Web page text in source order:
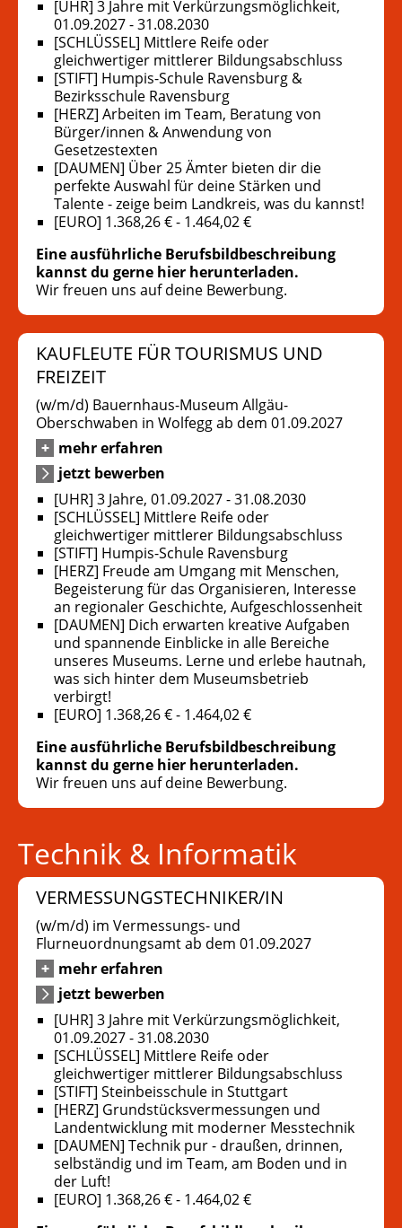
[UHR] 3 Jahre mit Verkürzungsmöglichkeit,
01.09.2027 - 31.08.2030
[SCHLÜSSEL] Mittlere Reife oder
gleichwertiger mittlerer Bildungsabschluss
[STIFT] Humpis-Schule Ravensburg &
Bezirksschule Ravensburg
[HERZ] Arbeiten im Team, Beratung von
Bürger/innen & Anwendung von
Gesetzestexten
[DAUMEN] Über 25 Ämter bieten dir die
perfekte Auswahl für deine Stärken und
Talente - zeige beim Landkreis, was du kannst!
[EURO] 1.368,26 € - 1.464,02 €
Eine ausführliche Berufsbildbeschreibung
kannst du gerne hier herunterladen.
Wir freuen uns auf deine Bewerbung.
KAUFLEUTE FÜR TOURISMUS UND
FREIZEIT
(w/m/d) Bauernhaus-Museum Allgäu-
Oberschwaben in Wolfegg ab dem 01.09.2027
mehr erfahren
jetzt bewerben
[UHR] 3 Jahre, 01.09.2027 - 31.08.2030
[SCHLÜSSEL] Mittlere Reife oder
gleichwertiger mittlerer Bildungsabschluss
[STIFT] Humpis-Schule Ravensburg
[HERZ] Freude am Umgang mit Menschen,
Begeisterung für das Organisieren, Interesse
an regionaler Geschichte, Aufgeschlossenheit
[DAUMEN] Dich erwarten kreative Aufgaben
und spannende Einblicke in alle Bereiche
unseres Museums. Lerne und erlebe hautnah,
was sich hinter dem Museumsbetrieb
verbirgt!
[EURO] 1.368,26 € - 1.464,02 €
Eine ausführliche Berufsbildbeschreibung
kannst du gerne hier herunterladen.
Wir freuen uns auf deine Bewerbung.
Technik & Informatik
VERMESSUNGSTECHNIKER/IN
(w/m/d) im Vermessungs- und
Flurneuordnungsamt ab dem 01.09.2027
mehr erfahren
jetzt bewerben
[UHR] 3 Jahre mit Verkürzungsmöglichkeit,
01.09.2027 - 31.08.2030
[SCHLÜSSEL] Mittlere Reife oder
gleichwertiger mittlerer Bildungsabschluss
[STIFT] Steinbeisschule in Stuttgart
[HERZ] Grundstücksvermessungen und
Landentwicklung mit moderner Messtechnik
[DAUMEN] Technik pur - draußen, drinnen,
selbständig und im Team, am Boden und in
der Luft!
[EURO] 1.368,26 € - 1.464,02 €